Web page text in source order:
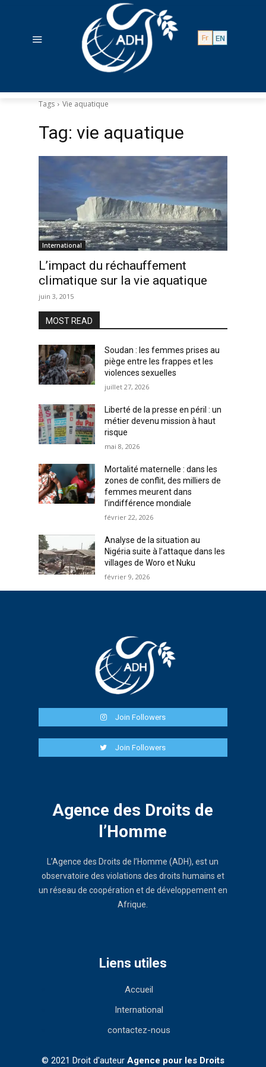
Tags Vie aquatique
Tag: vie aquatique
International
L’impact du réchauffement
climatique sur la vie aquatique
juin 3, 2015
MOST READ
Soudan : les femmes prises au
piège entre les frappes et les
violences sexuelles
juillet 27, 2026
Liberté de la presse en péril : un
métier devenu mission à haut
risque
mai 8, 2026
Mortalité maternelle : dans les
zones de conflit, des milliers de
femmes meurent dans
l’indifférence mondiale
février 22, 2026
Analyse de la situation au
Nigéria suite à l’attaque dans les
villages de Woro et Nuku
février 9, 2026
Join Followers
Join Followers
Agence des Droits de
l’Homme
L’Agence des Droits de l’Homme (ADH), est un
observatoire des violations des droits humains et
un réseau de coopération et de développement en
Afrique.
Liens utiles
Accueil
International
contactez-nous
© 2021 Droit d'auteur Agence pour les Droits